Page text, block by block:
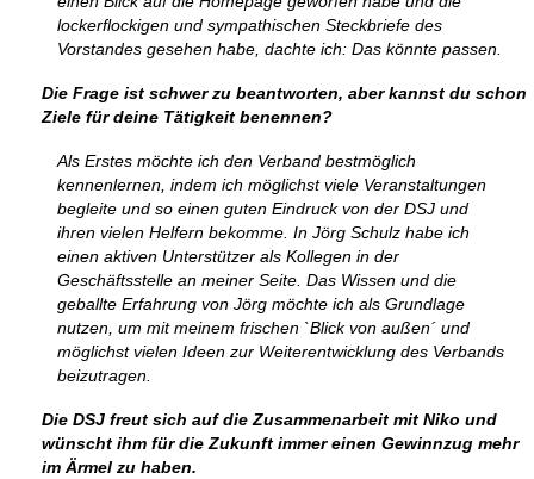
lockerflockigen und sympathischen Steckbriefe des
Vorstandes gesehen habe, dachte ich: Das könnte passen.
Die Frage ist schwer zu beantworten, aber kannst du schon
Ziele für deine Tätigkeit benennen?
Als Erstes möchte ich den Verband bestmöglich
kennenlernen, indem ich möglichst viele Veranstaltungen
begleite und so einen guten Eindruck von der DSJ und
ihren vielen Helfern bekomme. In Jörg Schulz habe ich
einen aktiven Unterstützer als Kollegen in der
Geschäftsstelle an meiner Seite. Das Wissen und die
geballte Erfahrung von Jörg möchte ich als Grundlage
nutzen, um mit meinem frischen `Blick von außen´ und
möglichst vielen Ideen zur Weiterentwicklung des Verbands
beizutragen.
Die DSJ freut sich auf die Zusammenarbeit mit Niko und
wünscht ihm für die Zukunft immer einen Gewinnzug mehr
im Ärmel zu haben.